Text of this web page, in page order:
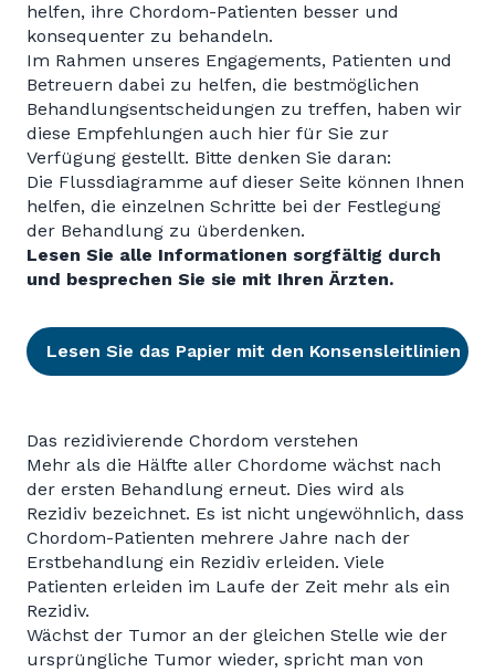
helfen, ihre Chordom-Patienten besser und
konsequenter zu behandeln.
Im Rahmen unseres Engagements, Patienten und
Betreuern dabei zu helfen, die bestmöglichen
Behandlungsentscheidungen zu treffen, haben wir
diese Empfehlungen auch hier für Sie zur
Verfügung gestellt. Bitte denken Sie daran:
Die Flussdiagramme auf dieser Seite können Ihnen
helfen, die einzelnen Schritte bei der Festlegung
der Behandlung zu überdenken.
Lesen Sie alle Informationen sorgfältig durch
und besprechen Sie sie mit Ihren Ärzten.
Lesen Sie das Papier mit den Konsensleitlinien
Das rezidivierende Chordom verstehen
Mehr als die Hälfte aller Chordome wächst nach
der ersten Behandlung erneut. Dies wird als
Rezidiv bezeichnet. Es ist nicht ungewöhnlich, dass
Chordom-Patienten mehrere Jahre nach der
Erstbehandlung ein Rezidiv erleiden. Viele
Patienten erleiden im Laufe der Zeit mehr als ein
Rezidiv.
Wächst der Tumor an der gleichen Stelle wie der
ursprüngliche Tumor wieder, spricht man von